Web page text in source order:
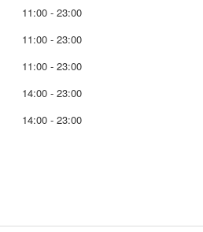
11:00 - 23:00
11:00 - 23:00
11:00 - 23:00
14:00 - 23:00
14:00 - 23:00